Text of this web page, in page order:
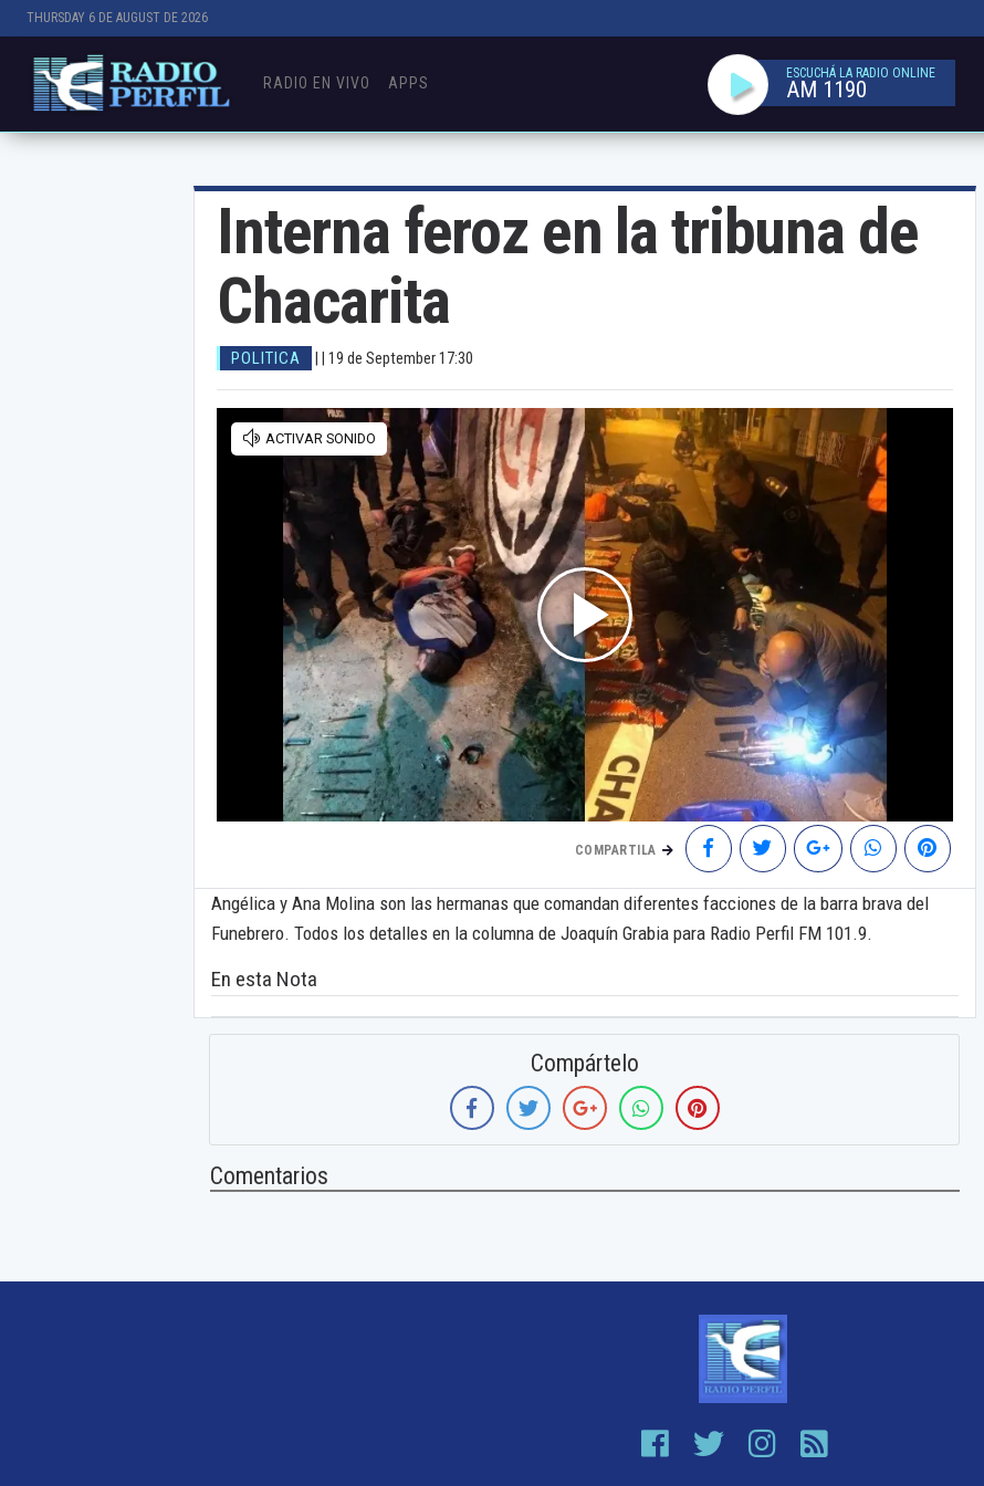
THURSDAY 6 DE AUGUST DE 2026
RADIO EN VIVO APPS
ESCUCHÁ LA RADIO ONLINE
AM 1190
Interna feroz en la tribuna de
Chacarita
POLITICA 19 de September 17:30
COMPARTILA
Angélica y Ana Molina son las hermanas que comandan diferentes facciones de la barra brava del
Funebrero. Todos los detalles en la columna de Joaquín Grabia para Radio Perfil FM 101.9.
En esta Nota
Compártelo
Comentarios